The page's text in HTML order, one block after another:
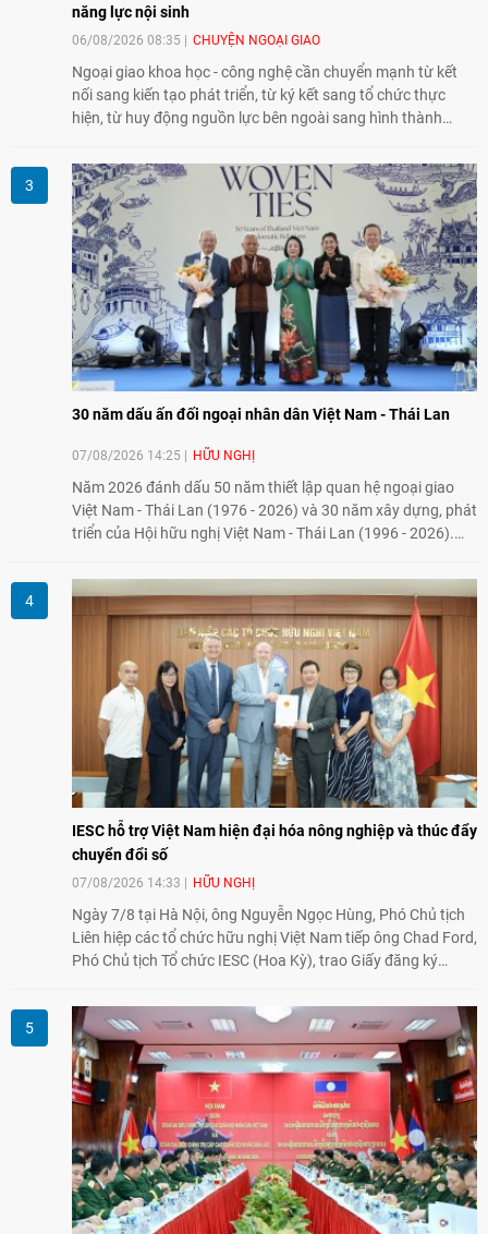
năng lực nội sinh
06/08/2026 08:35 CHUYỆN NGOẠI GIAO
Ngoại giao khoa học - công nghệ cần chuyển mạnh từ kết
nối sang kiến tạo phát triển, từ ký kết sang tổ chức thực
hiện, từ huy động nguồn lực bên ngoài sang hình thành
nghệ, đổi mới sáng tạo và chuyển đổi số trở thành động lực
phát triển đất nước.
30 năm dấu ấn đối ngoại nhân dân Việt Nam - Thái Lan
07/08/2026 14:25 HỮU NGHỊ
Năm 2026 đánh dấu 50 năm thiết lập quan hệ ngoại giao
Việt Nam - Thái Lan (1976 - 2026) và 30 năm xây dựng, phát
triển của Hội hữu nghị Việt Nam - Thái Lan (1996 - 2026).
tình hữu nghị, đồng thời từng bước mở rộng hoạt động từ
giao lưu truyền thống sang kết nối địa phương, doanh
nghiệp, giáo dục, văn hóa và thế hệ trẻ, góp phần tăng
cường sự hiểu biết và hợp tác giữa nhân dân hai nước.
IESC hỗ trợ Việt Nam hiện đại hóa nông nghiệp và thúc đẩy
chuyển đổi số
07/08/2026 14:33 HỮU NGHỊ
Ngày 7/8 tại Hà Nội, ông Nguyễn Ngọc Hùng, Phó Chủ tịch
Liên hiệp các tổ chức hữu nghị Việt Nam tiếp ông Chad Ford,
Phó Chủ tịch Tổ chức IESC (Hoa Kỳ), trao Giấy đăng ký
đổi về định hướng triển khai Dự án "Mở rộng Thương mại
Nông nghiệp và An toàn thực phẩm Hoa Kỳ - Việt Nam",
hướng tới thúc đẩy chuyển đổi số, hiện đại hóa nông nghiệp
và mở rộng hợp tác phát triển giữa hai nước.